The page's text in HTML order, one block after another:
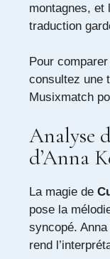
montagnes, et
traduction
Pour
consultez une
Musixmatch
Analyse
d’Anna
La magie de
pose la
syncopé.
rend